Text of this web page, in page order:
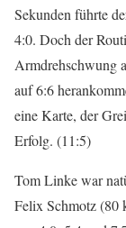
Sekunden führte
4:0. Doch der
Armdrehschwung
auf 6:6
eine Karte, der
Erfolg. (11:5)
Tom Linke war
Felix Schmotz (80